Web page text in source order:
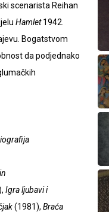
scenarista Reihan
Hamlet1942.
Bogatstvom
da podjednako
Igra ljubavi i
(1981), Braća